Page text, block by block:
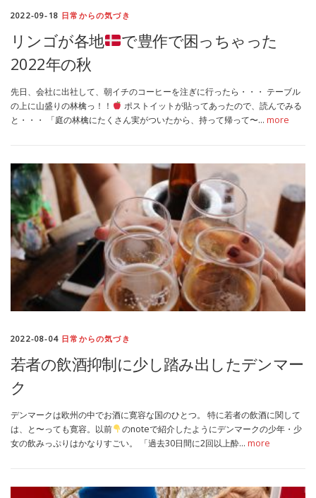
2022-09-18 日常からの気づき
リンゴが各地
で豊作で困っちゃった
2022年の秋
先日、会社に出社して、朝イチのコーヒーを注ぎに行ったら・・・ テーブル
の上に山盛りの林檎っ！！
ポストイットが貼ってあったので、読んでみる
と・・・ 「庭の林檎にたくさん実がついたから、持って帰って〜… more
2022-08-04 日常からの気づき
若者の飲酒抑制に少し踏み出したデンマー
ク
デンマークは欧州の中でお酒に寛容な国のひとつ。 特に若者の飲酒に関して
は、と〜っても寛容。以前
のnoteで紹介したようにデンマークの少年・少
女の飲みっぷりはかなりすごい。 「過去30日間に2回以上酔… more